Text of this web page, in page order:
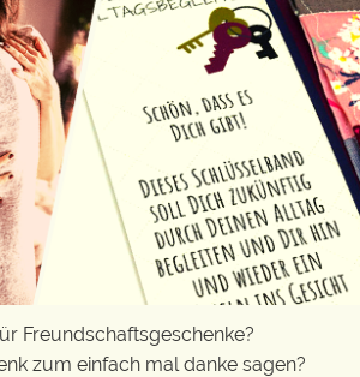
Freundschaftsgeschenke?
zum einfach mal danke sagen?